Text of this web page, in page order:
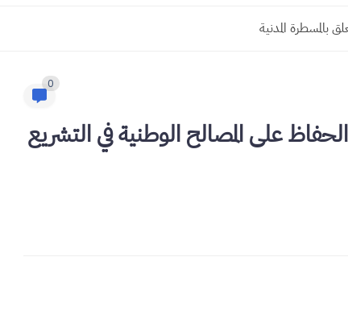
0
على المصالح الوطنية في التشريع